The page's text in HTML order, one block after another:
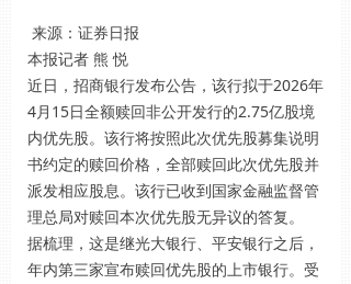
来源：证券日报
本报记者 熊 悦
近日，招商银行发布公告，该行拟于2026年
4月15日全额赎回非公开发行的2.75亿股境
内优先股。该行将按照此次优先股募集说明
书约定的赎回价格，全部赎回此次优先股并
派发相应股息。该行已收到国家金融监督管
理总局对赎回本次优先股无异议的答复。
据梳理，这是继光大银行、平安银行之后，
年内第三家宣布赎回优先股的上市银行。受